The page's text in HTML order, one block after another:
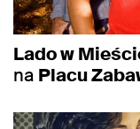
Lado w
na Placu